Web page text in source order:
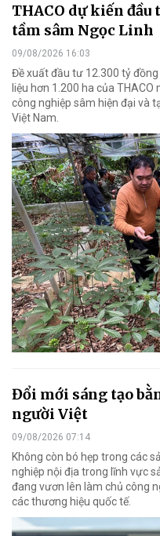
THACO dự kiến đầu
tầm sâm Ngọc Linh
09/08/2026 16:03
Đề xuất đầu tư 12.300 tỷ
liệu hơn 1.200 ha của
công nghiệp sâm hiện đại và
Việt Nam.
Đổi mới sáng tạo
người Việt
09/08/2026 07:14
Không còn bó hẹp trong các
nghiệp nội địa trong lĩnh vực
đang vươn lên làm chủ công
các thương hiệu quốc tế.